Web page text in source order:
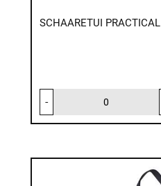
SCHAARETUI PRACTICAL
-